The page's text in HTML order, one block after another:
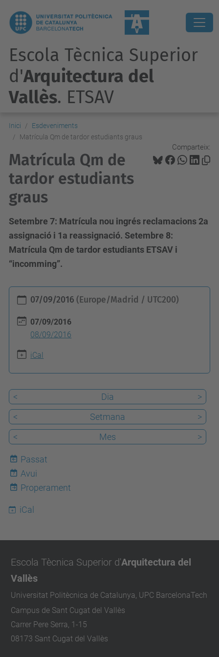
Escola Tècnica Superior
d'Arquitectura del
Vallès. ETSAV
Inici
Esdeveniments
Matrícula Qm de tardor estudiants graus
Comparteix:
Matrícula Qm de
tardor estudiants
graus
Setembre 7: Matrícula nou ingrés reclamacions 2a
assignació i 1a reassignació. Setembre 8:
Matrícula Qm de tardor estudiants ETSAV i
“incomming”.
/
e
t
s
v
u
p
d
u
/
c
a
07/09/2016(Europe/Madrid / UTC200)
07/09/2016
08/09/2016
iCal
< Dia
>
<
Setmana
>
<
Mes >
Passat
7
Avui
Properament
iCal
Escola Tècnica Superior d'Arquitectura del
Vallès
Universitat Politècnica de Catalunya, UPC BarcelonaTech
Campus de Sant Cugat del Vallès
Carrer Pere Serra, 1-15
08173 Sant Cugat del Vallès